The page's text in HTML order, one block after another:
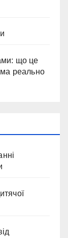
що це
реально